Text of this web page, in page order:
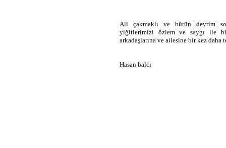
Ali çakmaklı ve bütün devrim
yiğitlerimizi özlem ve saygı ile
arkadaşlarına ve ailesine bir kez daha
Hasan balcı